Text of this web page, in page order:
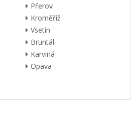
Přerov
Kroměříž
Vsetín
Bruntál
Karviná
Opava